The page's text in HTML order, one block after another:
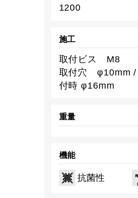
1200
施工
取付ビス M8
取付穴 φ10mm /
付時 φ16mm
重量
機能
抗菌性